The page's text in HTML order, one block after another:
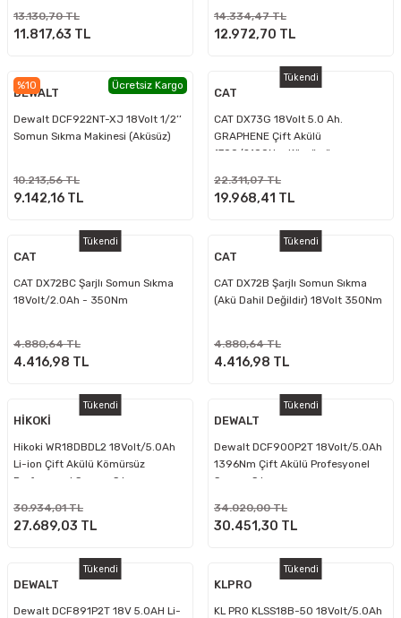
13.130,70 TL
11.817,63 TL
14.334,47 TL
12.972,70 TL
%10 Ücretsiz Kargo
DEWALT
Dewalt DCF922NT-XJ 18Volt 1/2’’
Somun Sıkma Makinesi (Aküsüz)
10.213,56 TL
9.142,16 TL
Tükendi
CAT
CAT DX73G 18Volt 5.0 Ah.
GRAPHENE Çift Akülü
1700/2100Nm Kömürsüz
22.311,07 TL
19.968,41 TL
Tükendi
CAT
CAT DX72BC Şarjlı Somun Sıkma
18Volt/2.0Ah - 350Nm
4.880,64 TL
4.416,98 TL
Tükendi
CAT
CAT DX72B Şarjlı Somun Sıkma
(Akü Dahil Değildir) 18Volt 350Nm
4.880,64 TL
4.416,98 TL
Tükendi
HİKOKİ
Hikoki WR18DBDL2 18Volt/5.0Ah
Li-ion Çift Akülü Kömürsüz
Profesyonel Somun Sıkma
30.934,01 TL
27.689,03 TL
Tükendi
DEWALT
Dewalt DCF900P2T 18Volt/5.0Ah
1396Nm Çift Akülü Profesyonel
Somun Sıkma
34.020,00 TL
30.451,30 TL
Tükendi
DEWALT
Dewalt DCF891P2T 18V 5.0AH Li-
Tükendi
KLPRO
KL PRO KLSS18B-50 18Volt/5.0Ah